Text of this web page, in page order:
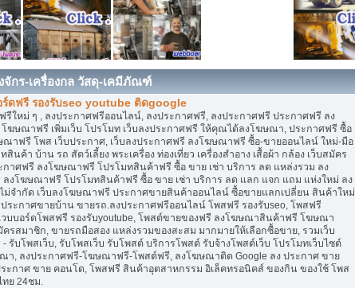
จักร-เครื่องกล วัสดุ-เคมีภัณฑ์
ร์ดฟรี รองรับseo youtube ติดgoogle
รีใหม่ ๆ , ลงประกาศฟรีออนไลน์, ลงประกาศฟรี, ลงประกาศฟรี ประกาศฟรี ลง
ฆษณาฟรี เพิ่มเว็บ โปรโมท เว็บลงประกาศฟรี ให้คุณได้ลงโฆษณา, ประกาศฟรี ซื้อ
ณาฟรี โพส เว็บประกาศ, เว็บลงประกาศฟรี ลงโฆษณาฟรี ซื้อ-ขายออนไลน์ ใหม่-มือ
สินค้า บ้าน รถ สัตว์เลี้ยง พระเครื่อง ท่องเที่ยว เครื่องสำอาง เสื้อผ้า กล้อง เว็บสมัคร
กาศฟรี ลงโฆษณาฟรี โปรโมทสินค้าฟรี ซื้อ ขาย เช่า บริการ ลด แหล่งรวม ลง
ลงโฆษณาฟรี โปรโมทสินค้าฟรี ซื้อ ขาย เช่า บริการ ลด แลก แจก แถม แห่งใหม่ ลง
ม่จำกัด เว็บลงโฆษณาฟรี ประกาศขายสินค้าออนไลน์ ซื้อขายแลกเปลี่ยน สินค้าใหม่
ระกาศขายบ้าน ขายรถ.ลงประกาศฟรีออนไลน์ โพสฟรี รองรับseo, โพสฟรี
วบบอร์ดโพสฟรี รองรับyoutube, โพสต์ขายของฟรี ลงโฆษณาสินค้าฟรี โฆษณา
รสมาชิก, ขายรถมือสอง แหล่งรวมของสะสม มากมายให้เลือกซื้อขาย, รวมเว็บ
รับโพสเว็บ, รับโพสเว็บ รับโพสต์ บริการโพสต์ รับจ้างโพสต์เว็บ โปรโมทเว็บไซต์
า, ลงประกาศฟรี-โฆษณาฟรี-โพสต์ฟรี, ลงโฆษณาติด Google ลง ประกาศ ขาย
ะกาศ ขาย คอนโด, โพสฟรี สินค้าอุตสาหกรรม อิเล็คทรอนิคส์ ของกิน ของใช้ โพส
ย 24ชม.